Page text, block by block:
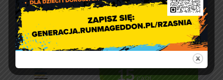
Jakość powietrza